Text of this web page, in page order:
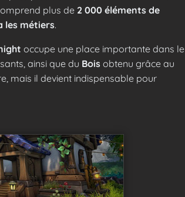
plus de 2 000 éléments de
les métiers.
occupe une place importante dans le
ainsi que du Bois obtenu grâce au
mais il devient indispensable pour